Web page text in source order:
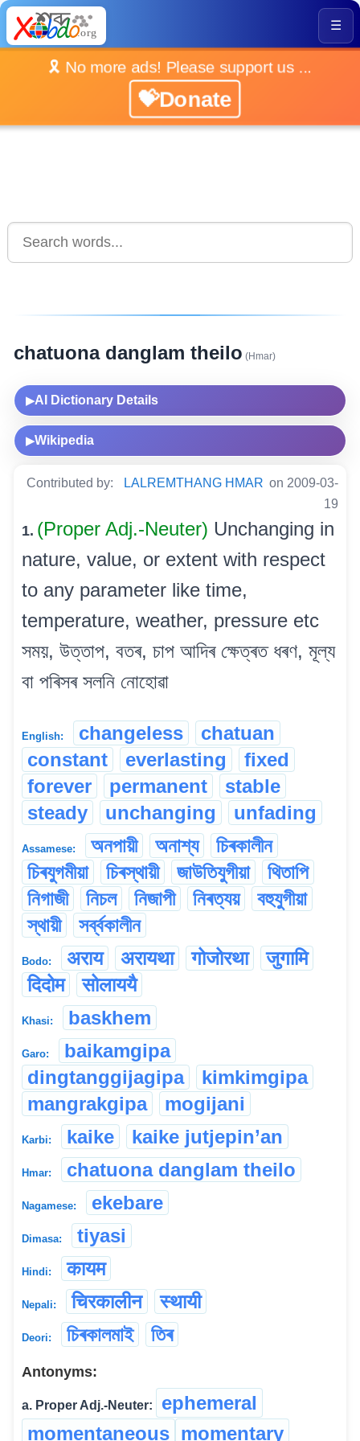
☰
🎗️ No more ads! Please support us ...
💝Donate
chatuona danglam theilo (Hmar)
▶AI Dictionary Details
▶Wikipedia
Contributed by: LALREMTHANG HMAR on 2009-03-
19
1. (Proper Adj.-Neuter) Unchanging in
nature, value, or extent with respect
to any parameter like time,
temperature, weather, pressure etc
সময়, উত্তাপ, বতৰ, চাপ আদিৰ ক্ষেত্ৰত ধৰণ, মূল্য
বা পৰিসৰ সলনি নোহোৱা
English: changeless
chatuan
constant
everlasting
fixed
forever
permanent
stable
steady
unchanging unfading
Assamese: অনপায়ী অনাশ্য
চিৰকালীন
চিৰযুগমীয়া
চিৰস্থায়ী জাউতিযুগীয়া
থিতাপি
নিগাজী
নিচল নিজাপী নিৰত্যয়
বহুযুগীয়া
স্থায়ী
সৰ্ব্বকালীন
Bodo: अराय अरायथा गोजोरथा
जुगामि
दिदोम
सोलाययै
Khasi: baskhem
Garo:
baikamgipa
dingtanggijagipa
kimkimgipa
mangrakgipa
mogijani
Karbi: kaike kaike jutjepin’an
Hmar: chatuona danglam theilo
Nagamese: ekebare
Dimasa: tiyasi
Hindi: कायम
Nepali: चिरकालीन स्थायी
Deori: চিৰকালমাই তিৰ
Antonyms:
a. Proper Adj.-Neuter:
ephemeral
momentaneous momentary